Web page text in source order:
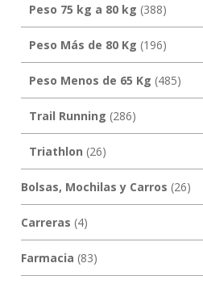
Peso 75 kg a 80 kg (388)
Peso Más de 80 Kg (196)
Peso Menos de 65 Kg (485)
Trail Running (286)
Triathlon (26)
Bolsas, Mochilas y Carros (26)
Carreras (4)
Farmacia (83)